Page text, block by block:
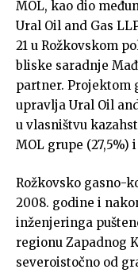
MOL, kao dio
Ural Oil and Gas
21 u Rožkovskom
bliske saradnje
partner. Projektom
upravlja Ural Oil
u vlasništvu
MOL grupe (27,5%)
Rožkovsko gasno-
2008. godine i
inženjeringa
regionu Zapadnog
severoistočno od